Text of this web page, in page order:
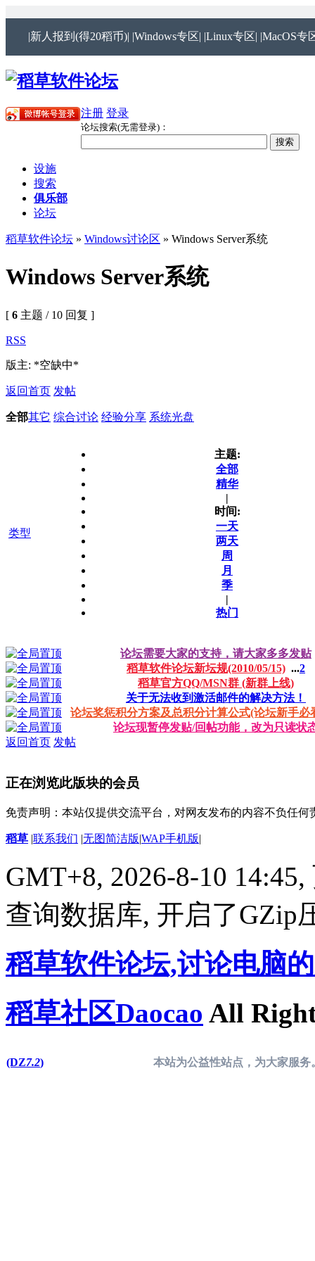
|新人报到(得20稻币)| |Windows专区| |Linux专区| |MacOS专
注册 登录
论坛搜索(无需登录)：
设施
搜索
俱乐部
论坛
稻草软件论坛 » Windows讨论区 » Windows Server系统
Windows Server系统
[ 6 主题 / 10 回复 ]
RSS
版主: *空缺中*
返回首页 发帖
全部其它 综合讨论 经验分享 系统光盘
类型
主题:
全部
精华
|
时间:
一天
两天
周
月
季
|
热门
论坛需要大家的支持，请大家多多发贴
稻草软件论坛新坛规(2010/05/15) ...2
稻草官方QQ/MSN群 (新群上线)
关于无法收到激活邮件的解决方法！
论坛奖惩积分方案及总积分计算公式(论坛新手必
论坛现暂停发贴/回帖功能，改为只读状
返回首页 发帖
正在浏览此版块的会员
免责声明：本站仅提供交流平台，对网友发布的内容不负任
稻草 |联系我们 |无图简洁版|WAP手机版|
GMT+8, 2026-8-10 14:45,
查询数据库, 开启了GZip
稻草软件论坛,讨论电脑
稻草社区Daocao All
(DZ7.2) 本站为公益性站点，为大家服